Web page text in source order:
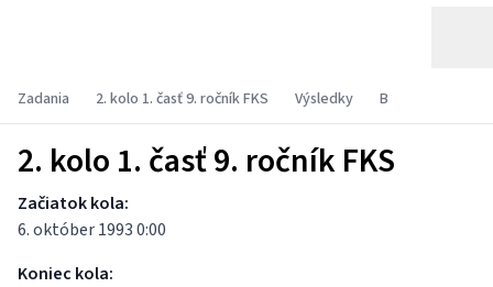
Zadania 2. kolo 1. časť 9. ročník FKS Výsledky B
2. kolo 1. časť 9. ročník FKS
Začiatok kola:
6. október 1993 0:00
Koniec kola: